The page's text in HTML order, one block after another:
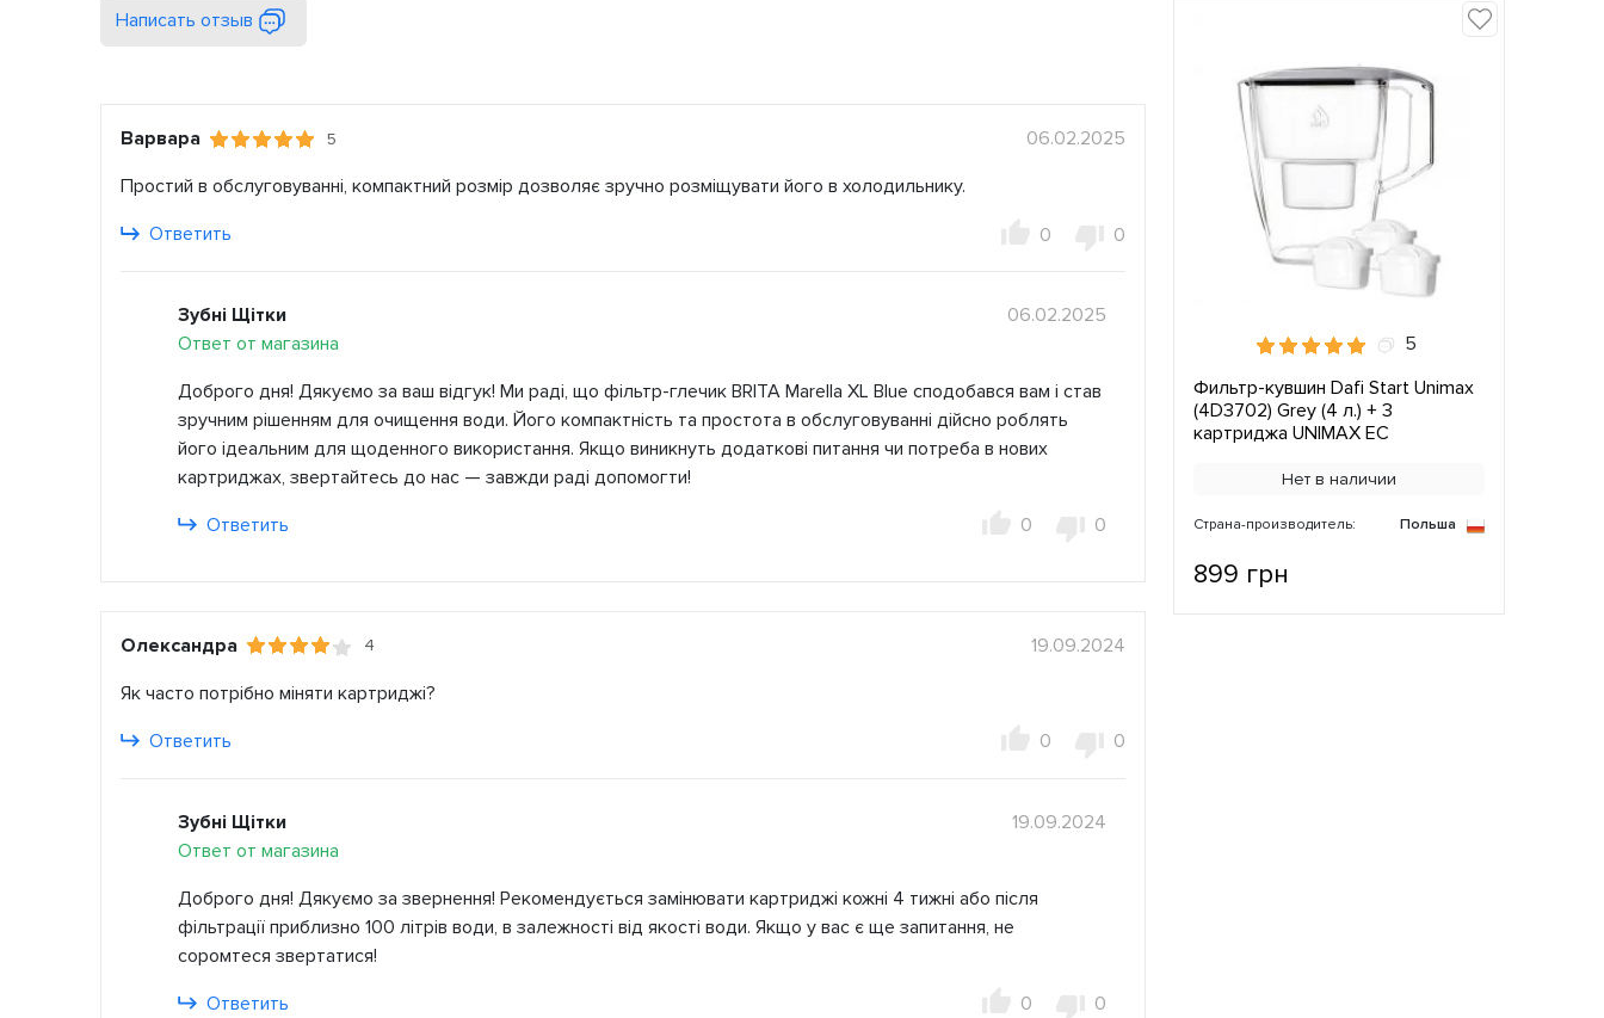
Написать отзыв
Варвара 5
06.02.2025
Простий в обслуговуванні, компактний розмір дозволяє зручно розміщувати його в холодильнику.
Ответить
0 0
Зубні Щітки
Ответ от магазина
06.02.2025
Доброго дня! Дякуємо за ваш відгук! Ми раді, що фільтр-глечик BRITA Marella XL Blue сподобався вам і став
зручним рішенням для очищення води. Його компактність та простота в обслуговуванні дійсно роблять
його ідеальним для щоденного використання. Якщо виникнуть додаткові питання чи потреба в нових
картриджах, звертайтесь до нас — завжди раді допомогти!
Ответить
0 0
Олександра 4
19.09.2024
Як часто потрібно міняти картриджі?
Ответить
0 0
Зубні Щітки
Ответ от магазина
19.09.2024
Доброго дня! Дякуємо за звернення! Рекомендується замінювати картриджі кожні 4 тижні або після
фільтрації приблизно 100 літрів води, в залежності від якості води. Якщо у вас є ще запитання, не
соромтеся звертатися!
Ответить
0 0
5
Фильтр-кувшин Dafi Start Unimax
(4D3702) Grey (4 л.) + 3
картриджа UNIMAX ЕС
Нет в наличии
Страна-производитель: Польша
899 грн